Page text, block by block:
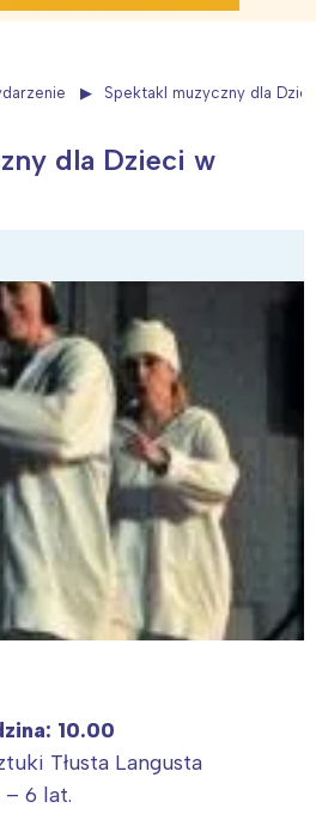
Spektakl muzyczny dla
dla Dzieci w
10.00
Tłusta Langusta
6 lat.